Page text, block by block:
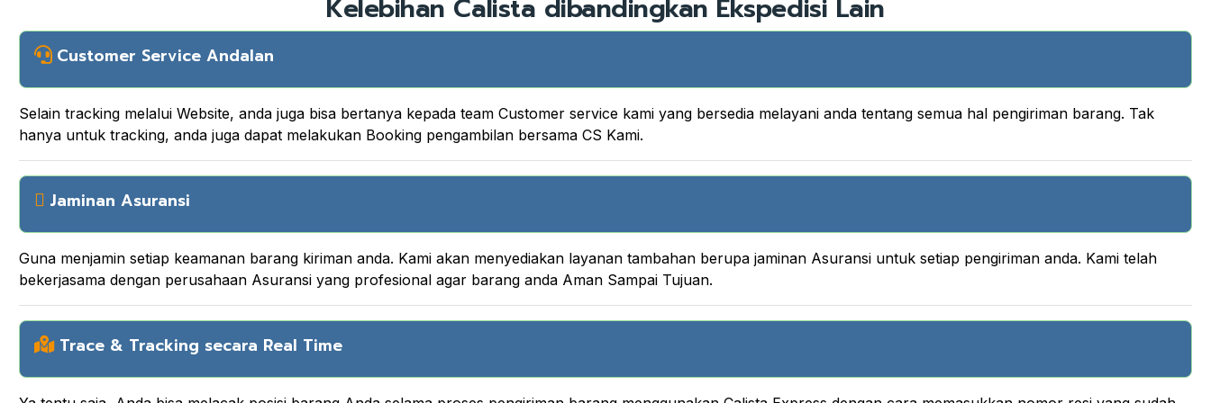
Kelebihan Calista dibandingkan Ekspedisi Lain
Customer Service Andalan
Selain tracking melalui Website, anda juga bisa bertanya kepada team Customer service kami yang bersedia melayani anda tentang semua hal pengiriman barang. Tak
hanya untuk tracking, anda juga dapat melakukan Booking pengambilan bersama CS Kami.
Jaminan Asuransi
Guna menjamin setiap keamanan barang kiriman anda. Kami akan menyediakan layanan tambahan berupa jaminan Asuransi untuk setiap pengiriman anda. Kami telah
bekerjasama dengan perusahaan Asuransi yang profesional agar barang anda Aman Sampai Tujuan.
Trace & Tracking secara Real Time